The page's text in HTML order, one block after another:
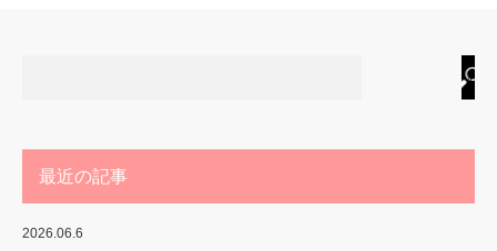
最近の記事
2026.06.6